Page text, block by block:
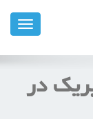
ناوبری
در